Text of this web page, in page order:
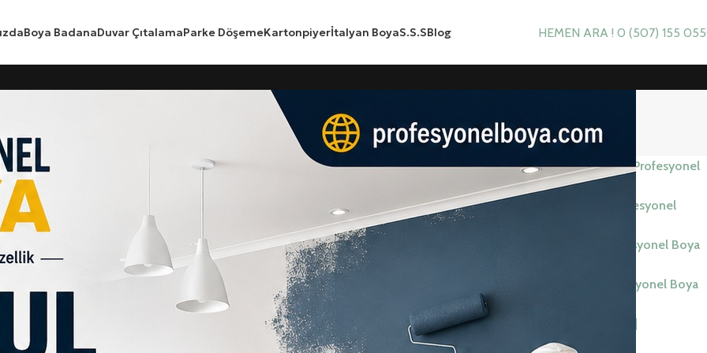
Boya BadanaDuvar ÇıtalamaParke DöşemeKartonpiyerİtalyan BoyaS.S.SBlog HEMEN ARA ! 0 (507) 155
ve İş Yerlerinize Profesyonel
yenilemenin yanı sıra duvarları uzun yıllar koruyan önemli bir uygulamadır.
boya badana uygulamaları sayesinde ilk günkü şıklığına kavuşur.
tüm ilçelerinde kaliteli malzeme, deneyimli ustalar ve titiz işçilik anlayışıyla
boya badana uygulamalarında müşteri memnuniyetini ön planda
Ümraniye Boyacı Ustası 2026 | Profesyonel
Boya Badana
Tuzla Boyacı Ustası 2026 | Profesyonel
Şişli Boyacı Ustası 2026 | Profesyonel Boya
Şile Boyacı Ustası 2026 | Profesyonel Boya
Badana
Sultanbeyli Boyacı Ustası 2026 |
Profesyonel Boya Badana